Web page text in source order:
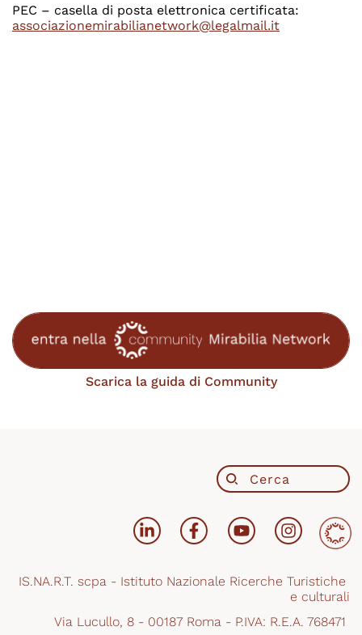
PEC – casella di posta elettronica certificata:
associazionemirabilianetwork@legalmail.it
Scarica la guida di Community
IS.NA.R.T. scpa - Istituto Nazionale Ricerche Turistiche
e culturali
Via Lucullo, 8 - 00187 Roma - P.IVA: R.E.A. 768471